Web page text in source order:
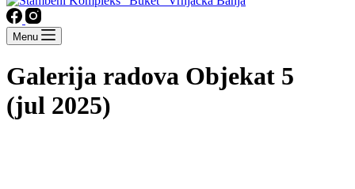
Menu
Galerija radova Objekat 5
(jul 2025)